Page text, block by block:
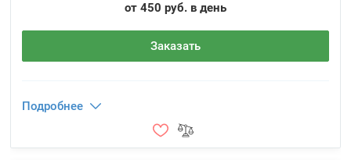
от 450 руб. в день
Заказать
Подробнее